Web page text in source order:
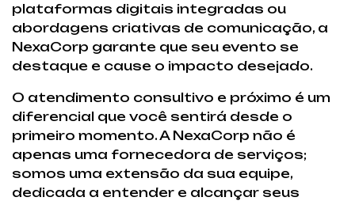
plataformas digitais integradas ou
abordagens criativas de comunicação, a
NexaCorp garante que seu evento se
destaque e cause o impacto desejado.
O atendimento consultivo e próximo é um
diferencial que você sentirá desde o
primeiro momento. A NexaCorp não é
apenas uma fornecedora de serviços;
somos uma extensão da sua equipe,
dedicada a entender e alcançar seus